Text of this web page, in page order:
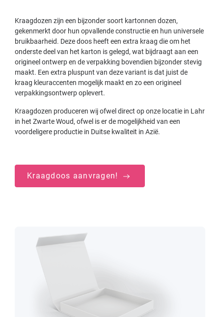
Kraagdozen zijn een bijzonder soort kartonnen dozen,
gekenmerkt door hun opvallende constructie en hun universele
bruikbaarheid. Deze doos heeft een extra kraag die om het
onderste deel van het karton is gelegd, wat bijdraagt aan een
origineel ontwerp en de verpakking bovendien bijzonder stevig
maakt. Een extra pluspunt van deze variant is dat juist de
kraag kleuraccenten mogelijk maakt en zo een origineel
verpakkingsontwerp oplevert.
Kraagdozen produceren wij ofwel direct op onze locatie in Lahr
in het Zwarte Woud, ofwel is er de mogelijkheid van een
voordeligere productie in Duitse kwaliteit in Azië.
Kraagdoos aanvragen!